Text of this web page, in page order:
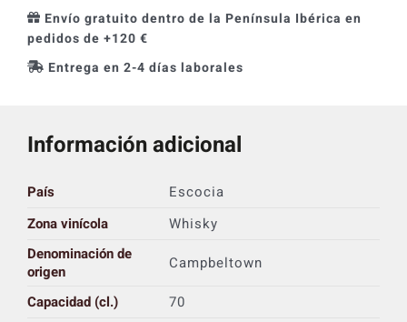
Envío gratuito dentro de la Península Ibérica en
pedidos de +120 €
Entrega en 2-4 días laborales
Información adicional
País
Escocia
Zona vinícola
Whisky
Denominación de
origen
Campbeltown
Capacidad (cl.)
70